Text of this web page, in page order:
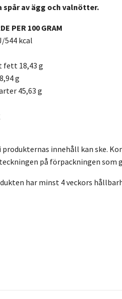
spår av ägg och valnötter.
PER 100 GRAM
544 kcal
fett 18,43 g
g
45,63 g
produkternas innehåll kan ske.
på förpackningen som
har minst 4 veckors